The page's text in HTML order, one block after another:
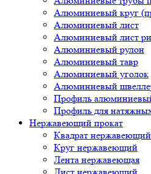
Алюминиевый круг
Алюминиевый лист
Алюминиевый лист
Алюминиевый рулон
Алюминиевый тавр
Алюминиевый уголок
Алюминиевый
Профиль
Профиль для
Нержавеющий прокат
Квадрат нержавеющий
Круг нержавеющий
Лента нержавеющая